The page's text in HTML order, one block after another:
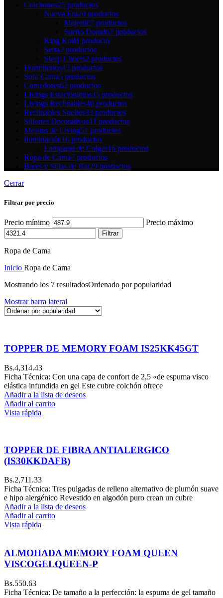
Colchones25 productos
Nueva Era20 productos
Majestic7 productos
Sueño Dorado7 productos
King Koil1 producto
Serta2 productos
Sleep Cheers2 productos
Dormitorios43 productos
Sofa Cama5 productos
Comedores62 productos
Livings Estacionarios35 productos
Livings Reclinables40 productos
Reclinables Sueltos33 productos
Sillones Decorativos41 productos
Mesitas de Living51 productos
Iluminación16 productos
Lamparas de Colgar16 productos
Ropa de Cama7 productos
Bares y Sillas de Bar29 productos
Cerrar
Filtrar por precio
Precio mínimo Precio máximo
Filtrar
Ropa de Cama
Inicio Ropa de Cama
Mostrando los 7 resultadosOrdenado por popularidad
Mostrar barra lateral
TOPPER DE MEMORY FOAM IS25KK45GT
Bs.4,314.43
Ficha Técnica: Con una capa de confort de 2,5 «de espuma visco
elástica infundida en gel Este cubre colchón ofrece
Añadir a la lista de deseos
Añadir al carrito
Vista rápida
TOPPER DE FIBRA ANTIALERGICO
(IS30KKDAFB)
Bs.2,711.33
Ficha Técnica: Tres pulgadas de relleno alternativo de plumón suave
e hipo alergénico Revestido en algodón puro crean un cubre
Añadir a la lista de deseos
Añadir al carrito
Vista rápida
ALMOHADA MEMORY FOAM QUEEN
VISCOGELQUEEN-P
Bs.550.63
Ficha Técnica: De tamaño a la perfección: la espuma de gel tamaño